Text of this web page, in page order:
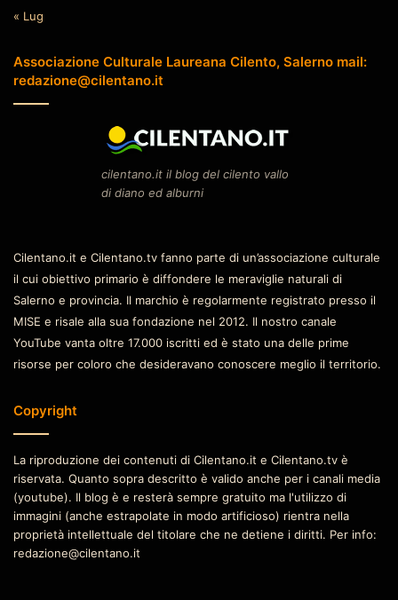
« Lug
Associazione Culturale Laureana Cilento, Salerno mail:
redazione@cilentano.it
cilentano.it il blog del cilento vallo
di diano ed alburni
Cilentano.it e Cilentano.tv fanno parte di un’associazione culturale
il cui obiettivo primario è diffondere le meraviglie naturali di
Salerno e provincia. Il marchio è regolarmente registrato presso il
MISE e risale alla sua fondazione nel 2012. Il nostro canale
YouTube vanta oltre 17.000 iscritti ed è stato una delle prime
risorse per coloro che desideravano conoscere meglio il territorio.
Copyright
La riproduzione dei contenuti di Cilentano.it e Cilentano.tv è
riservata. Quanto sopra descritto è valido anche per i canali media
(youtube). Il blog è e resterà sempre gratuito ma l'utilizzo di
immagini (anche estrapolate in modo artificioso) rientra nella
proprietà intellettuale del titolare che ne detiene i diritti. Per info:
redazione@cilentano.it